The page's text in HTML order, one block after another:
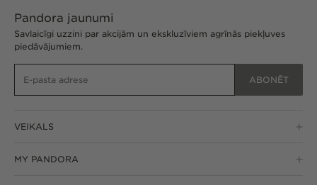
Pandora jaunumi
Savlaicīgi uzzini par akcijām un ekskluzīviem agrīnās piekļuves
piedāvājumiem.
ABONĒT
VEIKALS
MY PANDORA